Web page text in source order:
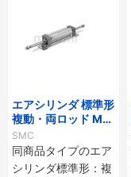
エアシリンダ 標準形
複動・両ロッド MB
Wシリーズ
SMC
同商品タイプのエア
シリンダ標準形：複